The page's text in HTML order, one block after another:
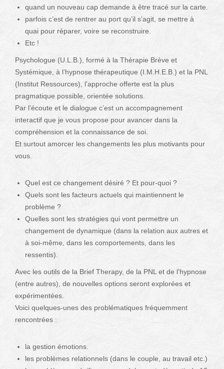
quand un nouveau cap demande à être tracé sur la carte.
parfois c’est de rentrer au port qu’il s’agit, se mettre à
quai pour réparer, voire se reconstruire.
Etc !
Psychologue (U.L.B.), formé à la Thérapie Brève et
Systémique, à l’hypnose thérapeutique (I.M.H.E.B.) et la PNL
(Institut Ressources), l’approche offerte est la plus
pragmatique possible, orientée solutions.
Par l’écoute et le dialogue c’est un accompagnement
interactif que je vous propose pour avancer dans la
compréhension et la connaissance de soi.
Et surtout amorcer les changements les plus motivants pour
vous.
Quel est ce changement désiré ? Et pour-quoi ?
Quels sont les facteurs actuels qui maintiennent le
problème ?
Quelles sont les stratégies qui vont permettre un
changement de dynamique (dans la relation aux autres et
à soi-même, dans les comportements, dans les
ressentis).
Avec les outils de la Brief Therapy, de la PNL et de l’hypnose
(entre autres), de nouvelles options seront explorées et
expérimentées.
Voici quelques-unes des problématiques fréquemment
rencontrées :
la gestion émotions.
les problèmes relationnels (dans le couple, au travail etc.)